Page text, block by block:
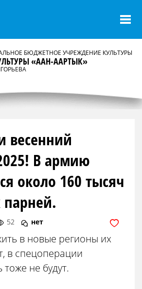
БЮДЖЕТНОЕ УЧРЕЖДЕНИЕ КУЛЬТУРЫ
«ААН-ААРТЫК»
весенний
В армию
около 160 тысяч
52 нет
в новые регионы их
в спецоперации
тоже не будут.